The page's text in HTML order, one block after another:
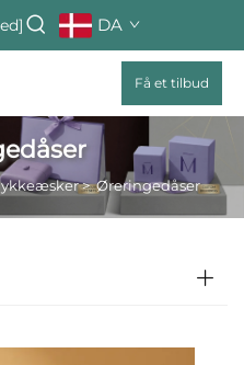
DA
Få et tilbud
>Øreringedåser